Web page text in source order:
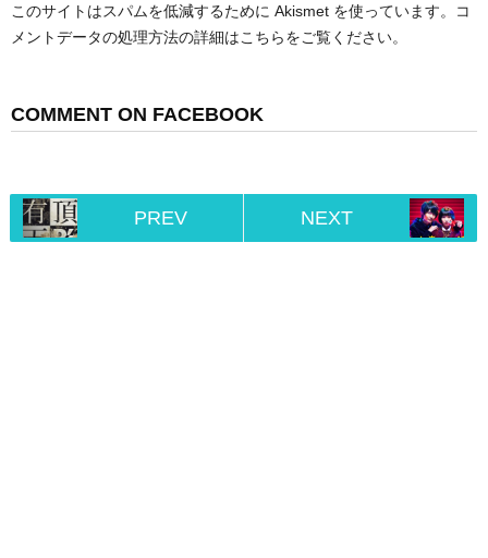
このサイトはスパムを低減するために Akismet を使っています。
コ
メントデータの処理方法の詳細はこちらをご覧ください。
COMMENT ON FACEBOOK
PREV NEXT